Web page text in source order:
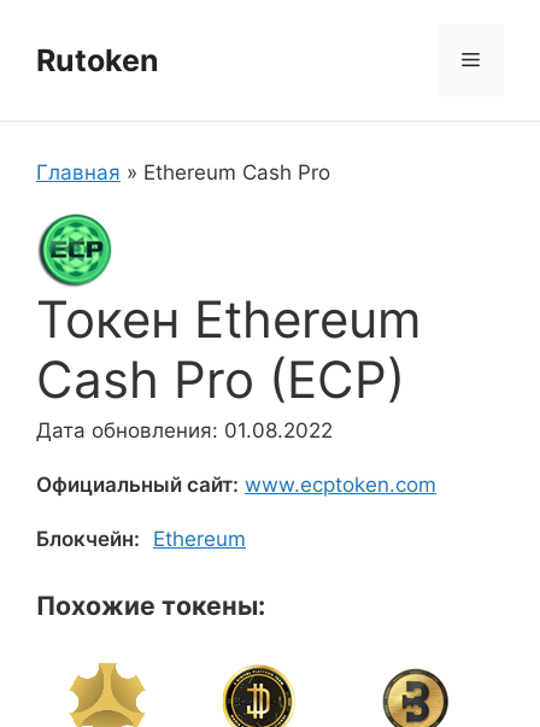
содержимому
Rutoken Меню
Главная » Ethereum Cash Pro
Токен Ethereum
Cash Pro (ECP)
Дата обновления: 01.08.2022
Официальный сайт: www.ecptoken.com
Блокчейн: Ethereum
Похожие токены: